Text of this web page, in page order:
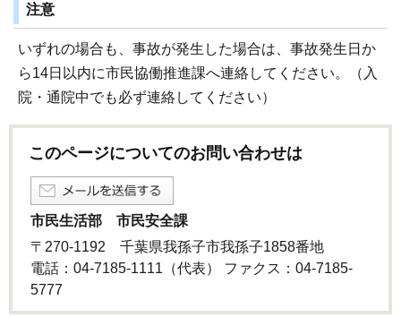
注意
いずれの場合も、事故が発生した場合は、事故発生日か
ら14日以内に市民協働推進課へ連絡してください。（入
院・通院中でも必ず連絡してください）
このページについてのお問い合わせは
市民生活部 市民安全課
〒270-1192 千葉県我孫子市我孫子1858番地
電話：04-7185-1111（代表） ファクス：04-7185-
5777